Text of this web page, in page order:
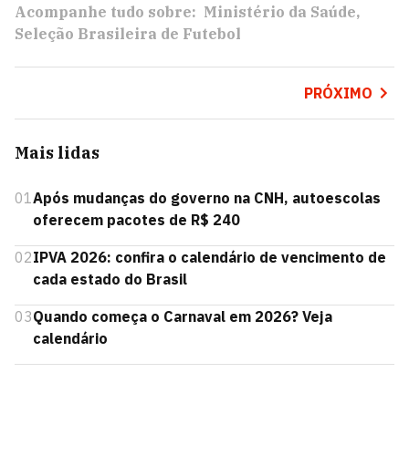
Acompanhe tudo sobre: Ministério da Saúde
Seleção Brasileira de Futebol
PRÓXIMO
Mais lidas
01Após mudanças do governo na CNH, autoescolas
oferecem pacotes de R$ 240
02IPVA 2026: confira o calendário de vencimento de
cada estado do Brasil
03Quando começa o Carnaval em 2026? Veja
calendário